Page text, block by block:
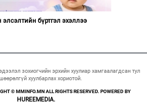
бүртгэл эхэллээ
зохиогчийн эрхийн хуулиар хамгаалагдсан тул
хуулбарлах хориотой.
© MMINFO.MN ALL RIGHTS RESERVED. POWERED BY
HUREEMEDIA.